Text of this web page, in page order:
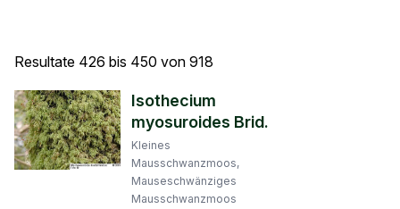
Resultate 426 bis 450 von 918
Isothecium
myosuroides Brid.
Kleines
Mausschwanzmoos,
Mauseschwänziges
Mausschwanzmoos